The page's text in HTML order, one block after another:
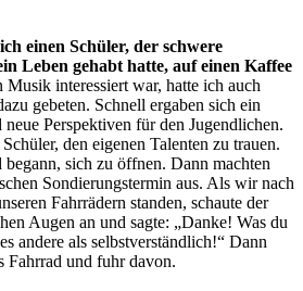
einen Schüler, der schwere
Leben gehabt hatte, auf einen Kaffee
Musik interessiert war, hatte ich auch
gebeten. Schnell ergaben sich ein
Perspektiven für den Jugendlichen.
den eigenen Talenten zu trauen.
sich zu öffnen. Dann machten
Sondierungstermin aus. Als wir nach
Fahrrädern standen, schaute der
Augen an und sagte: „Danke! Was du
andere als selbstverständlich!“ Dann
Fahrrad und fuhr davon.